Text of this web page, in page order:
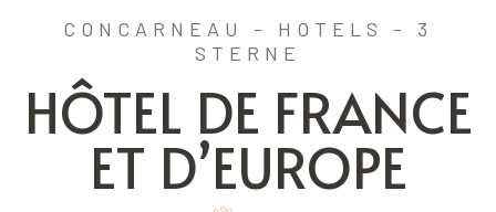
CONCARNEAU - HOTELS - 3
STERNE
HÔTEL DE FRANCE
ET D’EUROPE